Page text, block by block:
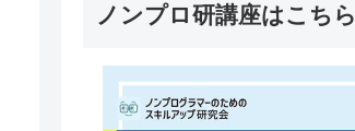
ノンプロ研講座はこちら